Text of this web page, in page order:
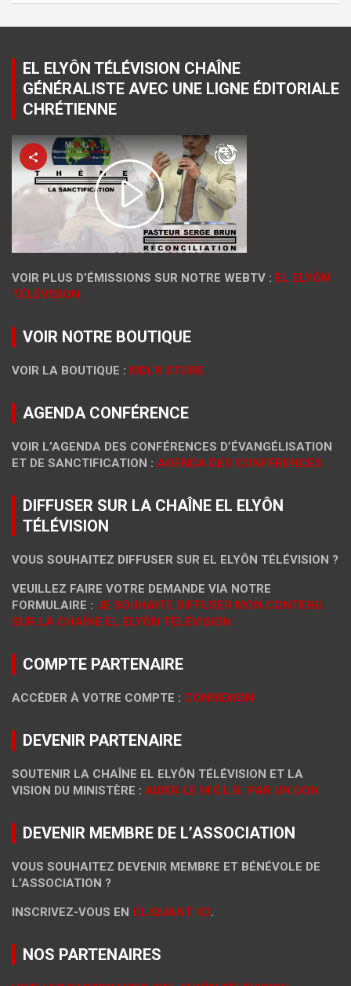
EL ELYÔN TÉLÉVISION CHAÎNE
GÉNÉRALISTE AVEC UNE LIGNE ÉDITORIALE
CHRÉTIENNE
VOIR PLUS D’ÉMISSIONS SUR NOTRE WEBTV : EL ELYÔN
TÉLÉVISION
VOIR NOTRE BOUTIQUE
VOIR LA BOUTIQUE : MDLR STORE
AGENDA CONFÉRENCE
VOIR L’AGENDA DES CONFÉRENCES D’ÉVANGÉLISATION
ET DE SANCTIFICATION : AGENDA DES CONFÉRENCES
DIFFUSER SUR LA CHAÎNE EL ELYÔN
TÉLÉVISION
VOUS SOUHAITEZ DIFFUSER SUR EL ELYÔN TÉLÉVISION ?
VEUILLEZ FAIRE VOTRE DEMANDE VIA NOTRE
FORMULAIRE : JE SOUHAITE DIFFUSER MON CONTENU
SUR LA CHAÎNE EL ELYÔN TÉLÉVISION
COMPTE PARTENAIRE
ACCÉDER À VOTRE COMPTE : CONNEXION
DEVENIR PARTENAIRE
SOUTENIR LA CHAÎNE EL ELYÔN TÉLÉVISION ET LA
VISION DU MINISTÈRE : AIDER LE M.D.L.R. PAR UN DON
DEVENIR MEMBRE DE L’ASSOCIATION
VOUS SOUHAITEZ DEVENIR MEMBRE ET BÉNÉVOLE DE
L’ASSOCIATION ?
INSCRIVEZ-VOUS EN CLIQUANT ICI .
NOS PARTENAIRES